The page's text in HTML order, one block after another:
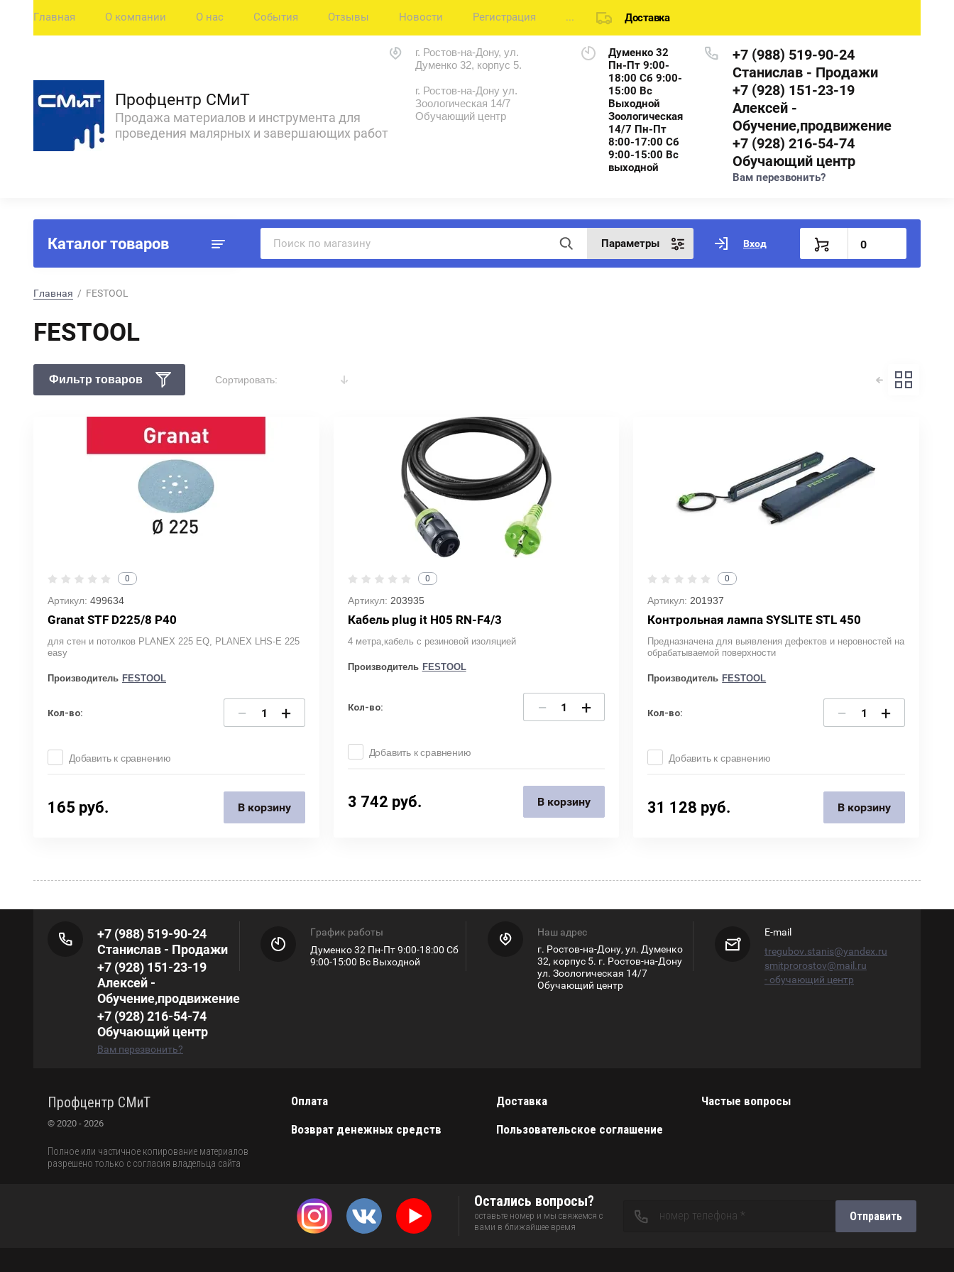
Главная О компании О нас События Отзывы Новости Регистрация ... Доставка
Профцентр СМиТ
Продажа материалов и инструмента для
проведения малярных и завершающих работ
г. Ростов-на-Дону, ул.
Думенко 32, корпус 5.
г. Ростов-на-Дону ул.
Зоологическая 14/7
Обучающий центр
Думенко 32
Пн-Пт 9:00-
18:00 Сб 9:00-
15:00 Вс
Выходной
Зоологическая
14/7 Пн-Пт
8:00-17:00 Сб
9:00-15:00 Вс
выходной
+7 (988) 519-90-24
Станислав - Продажи
+7 (928) 151-23-19
Алексей -
Обучение,продвижение
+7 (928) 216-54-74
Обучающий центр
Вам перезвонить?
Каталог товаров Параметры Вход 0
Главная
  /  FESTOOL
FESTOOL
Фильтр товаров Сортировать:
0
Артикул: 499634
Granat STF D225/8 P40
для стен и потолков PLANEX 225 EQ, PLANEX LHS-E 225
easy
Производитель FESTOOL
Кол-во: − +
Добавить к сравнению
165 руб. В корзину
0
Артикул: 203935
Кабель plug it H05 RN-F4/3
4 метра,кабель с резиновой изоляцией
Производитель FESTOOL
Кол-во: − +
Добавить к сравнению
3 742 руб. В корзину
0
Артикул: 201937
Контрольная лампа SYSLITE STL 450
Предназначена для выявления дефектов и неровностей на
обрабатываемой поверхности
Производитель FESTOOL
Кол-во: − +
Добавить к сравнению
31 128 руб. В корзину
+7 (988) 519-90-24
Станислав - Продажи
+7 (928) 151-23-19
Алексей -
Обучение,продвижение
+7 (928) 216-54-74
Обучающий центр
Вам перезвонить?
График работы
Думенко 32 Пн-Пт 9:00-18:00 Сб
9:00-15:00 Вс Выходной
Наш адрес
г. Ростов-на-Дону, ул. Думенко
32, корпус 5. г. Ростов-на-Дону
ул. Зоологическая 14/7
Обучающий центр
E-mail
tregubov.stanis@yandex.ru
smitprorostov@mail.ru
- обучающий центр
Профцентр СМиТ
© 2020 - 2026
Полное или частичное копирование материалов
разрешено только с согласия владельца сайта
Оплата Доставка
Частые вопросы
Возврат денежных средств
Пользовательское соглашение
Остались вопросы?
оставьте номер и мы свяжемся с
вами в ближайшее время
Отправить